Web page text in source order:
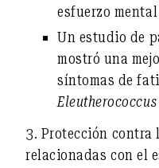
esfuerzo
Un estudio de
mostró una
síntomas de
3. Protección contra
relacionadas con el